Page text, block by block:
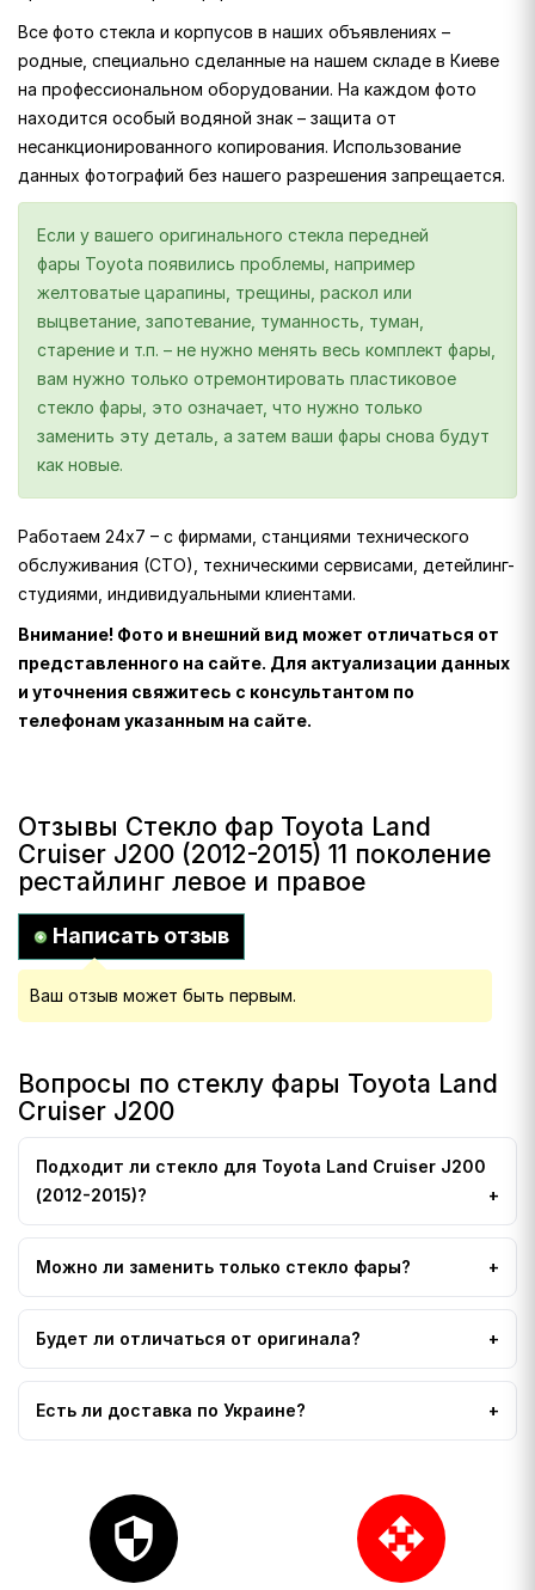
Все фото стекла и корпусов в наших объявлениях –
родные, специально сделанные на нашем складе в Киеве
на профессиональном оборудовании. На каждом фото
находится особый водяной знак – защита от
несанкционированного копирования. Использование
данных фотографий без нашего разрешения запрещается.
Если у вашего оригинального стекла передней
фары Toyota появились проблемы, например
желтоватые царапины, трещины, раскол или
выцветание, запотевание, туманность, туман,
старение и т.п. – не нужно менять весь комплект фары,
вам нужно только отремонтировать пластиковое
стекло фары, это означает, что нужно только
заменить эту деталь, а затем ваши фары снова будут
как новые.
Работаем 24х7 – с фирмами, станциями технического
обслуживания (СТО), техническими сервисами, детейлинг-
студиями, индивидуальными клиентами.
Внимание! Фото и внешний вид может отличаться от
представленного на сайте. Для актуализации данных
и уточнения свяжитесь с консультантом по
телефонам указанным на сайте.
Отзывы Стекло фар Toyota Land
Cruiser J200 (2012-2015) 11 поколение
рестайлинг левое и правое
Написать отзыв
Ваш отзыв может быть первым.
Вопросы по стеклу фары Toyota Land
Cruiser J200
Подходит ли стекло для Toyota Land Cruiser J200
(2012-2015)?
Можно ли заменить только стекло фары?
Будет ли отличаться от оригинала?
Есть ли доставка по Украине?
security open_with